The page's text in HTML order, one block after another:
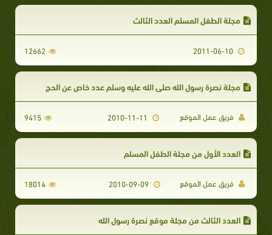
مجلة الطفل المسلم العدد الثالث
12662
مجلة نصرة رسول الله صلى الله عليه وسلم عدد خاص عن الحج
فريق عمل الموقع 9415
العدد الأول من مجلة الطفل المسلم
فريق عمل الموقع 18014
العدد الثالث من مجلة موقع نصرة رسول الله